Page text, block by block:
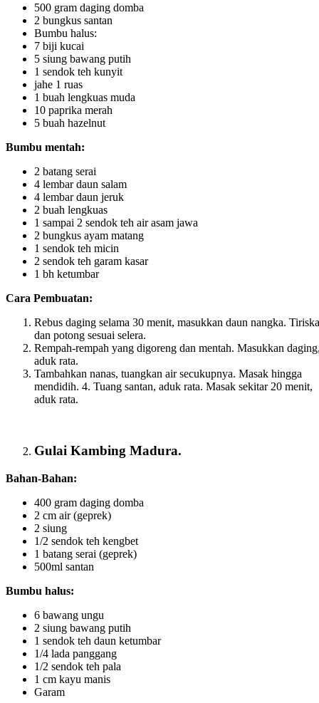
500 gram daging domba
2 bungkus santan
Bumbu halus:
7 biji kucai
5 siung bawang putih
1 sendok teh kunyit
jahe 1 ruas
1 buah lengkuas muda
10 paprika merah
5 buah hazelnut
Bumbu mentah:
2 batang serai
4 lembar daun salam
4 lembar daun jeruk
2 buah lengkuas
1 sampai 2 sendok teh air asam jawa
2 bungkus ayam matang
1 sendok teh micin
2 sendok teh garam kasar
1 bh ketumbar
Cara Pembuatan:
Rebus daging selama 30 menit, masukkan daun nangka.
dan potong sesuai selera.
Rempah-rempah yang digoreng dan mentah. Masukkan
aduk rata.
Tambahkan nanas, tuangkan air secukupnya. Masak hingga
mendidih. 4. Tuang santan, aduk rata. Masak sekitar 20 menit,
aduk rata.
Gulai Kambing Madura.
Bahan-Bahan:
400 gram daging domba
2 cm air (geprek)
2 siung
1/2 sendok teh kengbet
1 batang serai (geprek)
500ml santan
Bumbu halus:
6 bawang ungu
2 siung bawang putih
1 sendok teh daun ketumbar
1/4 lada panggang
1/2 sendok teh pala
1 cm kayu manis
Garam